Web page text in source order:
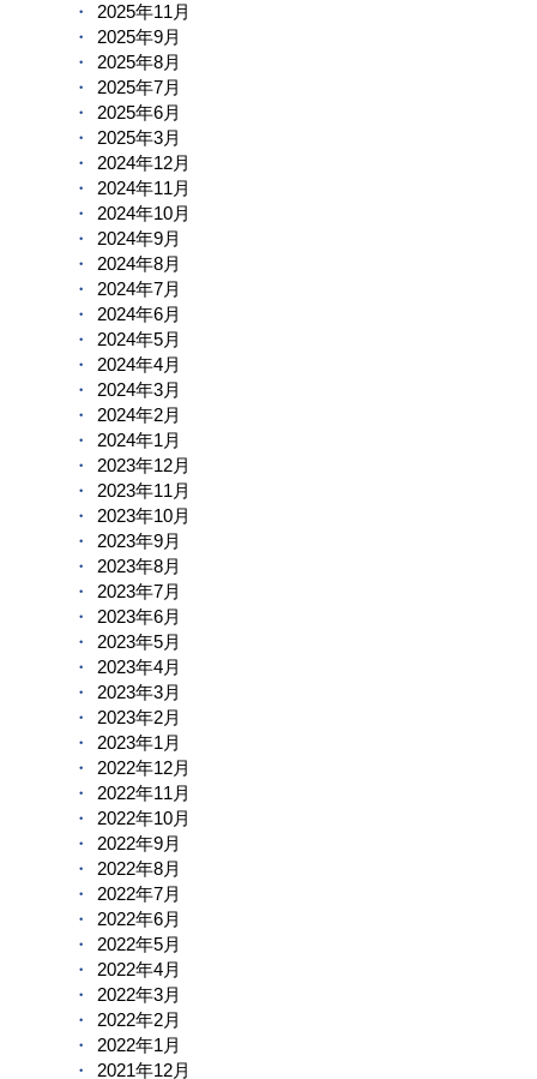
2025年11月
2025年9月
2025年8月
2025年7月
2025年6月
2025年3月
2024年12月
2024年11月
2024年10月
2024年9月
2024年8月
2024年7月
2024年6月
2024年5月
2024年4月
2024年3月
2024年2月
2024年1月
2023年12月
2023年11月
2023年10月
2023年9月
2023年8月
2023年7月
2023年6月
2023年5月
2023年4月
2023年3月
2023年2月
2023年1月
2022年12月
2022年11月
2022年10月
2022年9月
2022年8月
2022年7月
2022年6月
2022年5月
2022年4月
2022年3月
2022年2月
2022年1月
2021年12月